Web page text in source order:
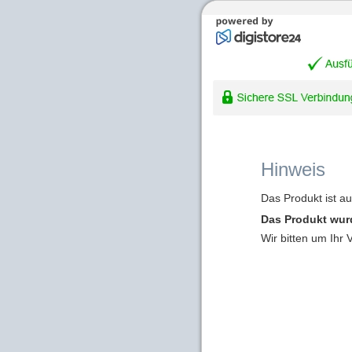
Hinweis
Das Produkt ist
Das Produkt
Wir bitten um Ihr